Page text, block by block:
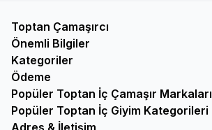
Toptan Çamaşırcı
Önemli Bilgiler
Kategoriler
Ödeme
Popüler Toptan İç Çamaşır Markaları
Popüler Toptan İç Giyim Kategorileri
Adres & İletişim